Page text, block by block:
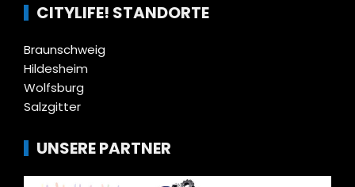
CITYLIFE! STANDORTE
Braunschweig
Hildesheim
Wolfsburg
Salzgitter
UNSERE PARTNER